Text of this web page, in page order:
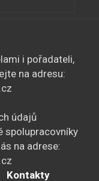
i pořadateli,
na adresu:
údajů
spolupracovníky
na adrese:
Kontakty